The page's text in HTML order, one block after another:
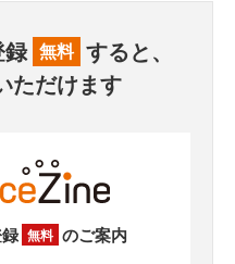
無料 すると、
ただけます
無料 のご案内